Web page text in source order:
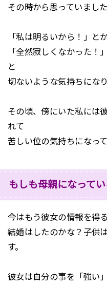
その時から思っていました
「私は明るいから！」と
「全然寂しくなかった！
と
切ないような気持ちになり
その頃、傍にいた私には
れて
苦しい位の気持ちになっ
もしも母親になって
今はもう彼女の情報を得
結婚はしたのかな？子供
す。
彼女は自分の事を「強い